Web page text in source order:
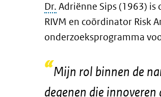
Dr. Adriënne Sips (1963) is
RIVM en coördinator Risk
onderzoeksprogramma
Mijn rol binnen de
degenen die